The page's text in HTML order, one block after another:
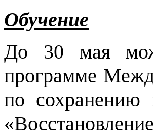
Обучение
До 30 мая
программе
по сохранению